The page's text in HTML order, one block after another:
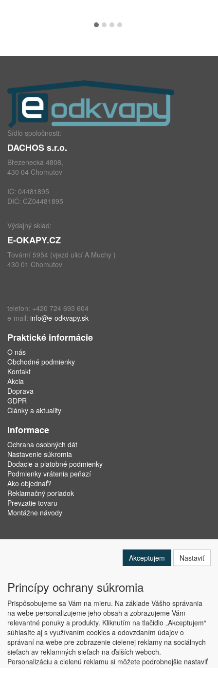
Sídlo spoločnosti:
DACHOS s.r.o.
Březenecká 4808,
430 04 Chomutov
IČ: 04481895
DIČ: CZ04481895
Výdajný sklad:
E-OKAPY.CZ
Tovární 5954 (vjezd ulicí A.Muchy )
430 01 Chomutov
telefon: +420 724 693 604
e-mail: info@e-odkvapy.sk
Praktické informácie
O nás
Obchodné podmienky
Kontakt
Akcia
Doprava
GDPR
Články a aktuality
Informace
Ochrana osobných dát
Nastavenie súkromia
Dodacie a platobné podmienky
Podmienky vrátenia peňazí
Ako objednať?
Reklamačný poriadok
Prevzatie tovaru
Montážne návody
Copyright © ABRA Software a.s. 2019
Akceptujem Nastaviť
Princípy ochrany súkromia
Prispôsobujeme sa Vám na mieru. Na základe Vášho správania
na webe personalizujeme jeho obsah a zobrazujeme Vám
relevantné ponuky a produkty. Kliknutím na tlačidlo „Akceptujem“
súhlasíte aj s využívaním cookies a odovzdaním údajov o
správaní na webe pre zobrazenie cielenej reklamy na sociálnych
sieťach av reklamných sieťach na ďalších weboch.
Personalizáciu a cielenú reklamu si môžete podrobnejšie nastaviť